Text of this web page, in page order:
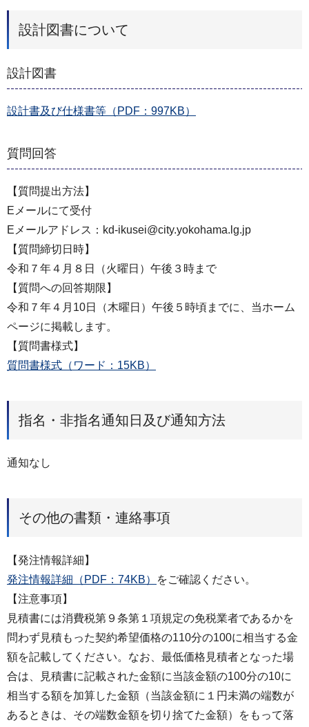
設計図書について
設計図書
設計書及び仕様書等（PDF：997KB）
質問回答
【質問提出⽅法】
Eメールにて受付
Eメールアドレス：kd-ikusei@city.yokohama.lg.jp
【質問締切⽇時】
令和７年４⽉８⽇（火曜⽇）午後３時まで
【質問への回答期限】
令和７年４⽉10⽇（木曜⽇）午後５時頃までに、当ホーム
ページに掲載します。
【質問書様式】
質問書様式（ワード：15KB）
指名・非指名通知日及び通知方法
通知なし
その他の書類・連絡事項
【発注情報詳細】
発注情報詳細（PDF：74KB）
をご確認ください。
【注意事項】
⾒積書には消費税第９条第１項規定の免税業者であるかを
問わず⾒積もった契約希望価格の110分の100に相当する⾦
額を記載してください。なお、最低価格⾒積者となった場
合は、⾒積書に記載された⾦額に当該⾦額の100分の10に
相当する額を加算した⾦額（当該⾦額に１円未満の端数が
あるときは、その端数⾦額を切り捨てた⾦額）をもって落